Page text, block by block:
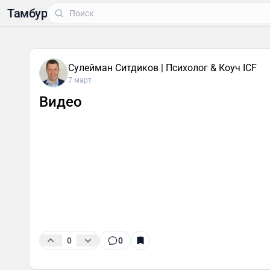
Тамбур
Сулейман Ситдиков | Психолог & Коуч ICF
7 март
Видео
0 0